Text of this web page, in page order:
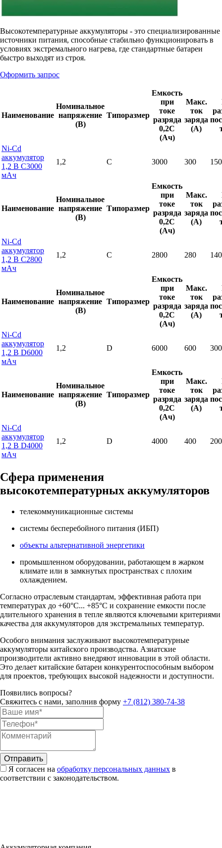
Высокотемпературные аккумуляторы - это специализированные
источники питания, способные стабильно функционировать в
условиях экстремального нагрева, где стандартные батареи
быстро выходят из строя.
Оформить запрос
Наименование
Номинальное
напряжение
(В)
Типоразмер
Емкость
при
токе
разряда
0,2С
(Ач)
Макс.
ток
заряда
(А)
Ni-Cd
аккумулятор
1,2 В C3000
мАч
1,2 C 3000 300
Наименование
Номинальное
напряжение
(В)
Типоразмер
Емкость
при
токе
разряда
0,2С
(Ач)
Макс.
ток
заряда
(А)
Ni-Cd
аккумулятор
1,2 В C2800
мАч
1,2 C 2800 280
Наименование
Номинальное
напряжение
(В)
Типоразмер
Емкость
при
токе
разряда
0,2С
(Ач)
Макс.
ток
заряда
(А)
Ni-Cd
аккумулятор
1,2 В D6000
мАч
1,2 D 6000 600
Наименование
Номинальное
напряжение
(В)
Типоразмер
Емкость
при
токе
разряда
0,2С
(Ач)
Макс.
ток
заряда
(А)
Ni-Cd
аккумулятор
1,2 В D4000
мАч
1,2 D 4000 400
Сфера применения
высокотемпературных аккумуляторов
телекоммуникационные системы
системы бесперебойного питания (ИБП)
объекты альтернативной энергетики
промышленном оборудовании, работающем в жарком
климате или в замкнутых пространствах с плохим
охлаждением.
Согласно отраслевым стандартам, эффективная работа при
температурах до +60°C... +85°C и сохранение емкости после
длительного хранения в тепле являются ключевыми критериями
качества для аккумуляторов для экстремальных температур.
Особого внимания заслуживают высокотемпературные
аккумуляторы китайского производства. Азиатские
производители активно внедряют инновации в этой области.
Это делает китайские батареи конкурентоспособным выбором
для проектов, требующих высокой надежности и доступности.
Появились вопросы?
Свяжитесь с нами, заполнив форму +7 (812) 380-74-38
Я согласен на обработку персональных данных в
соответствии с законодательством.